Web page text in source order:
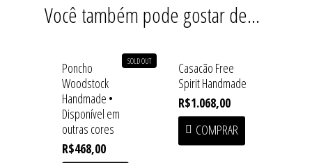
Você também pode gostar de…
Poncho
Woodstock
Handmade •
Disponível em
outras cores
R$468,00
SOLD OUT
Casacão Free
Spirit Handmade
R$1.068,00
COMPRAR
Acessórios
Beachwear
Blusas
Casacos
Coleções
Congado
Armazém
Fundição
Macuco
Press
Contato